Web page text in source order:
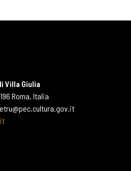
Villa Giulia
Roma, Italia
etru@pec.cultura.gov.it